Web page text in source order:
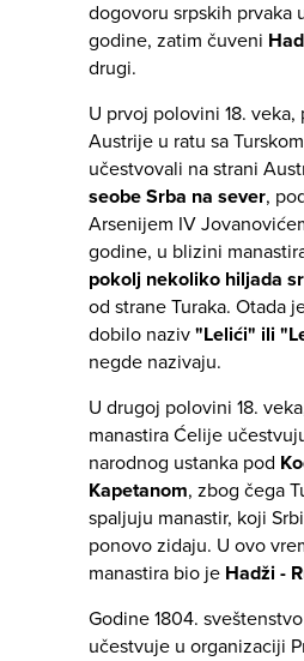
dogovoru srpskih prvaka
godine, zatim čuveni
drugi.
U prvoj polovini 18. veka,
Austrije u ratu sa
učestvovali na strani
seobe Srba na sever,
Arsenijem IV
godine, u blizini
pokolj nekoliko hiljada
od strane Turaka. Otada
dobilo naziv "Lelići" ili
negde nazivaju.
U drugoj polovini 18.
manastira Ćelije
narodnog ustanka pod
Kapetanom, zbog čega
spaljuju manastir, koji
ponovo zidaju. U ovo
manastira bio je Hadži -
Godine 1804.
učestvuje u organizaciji